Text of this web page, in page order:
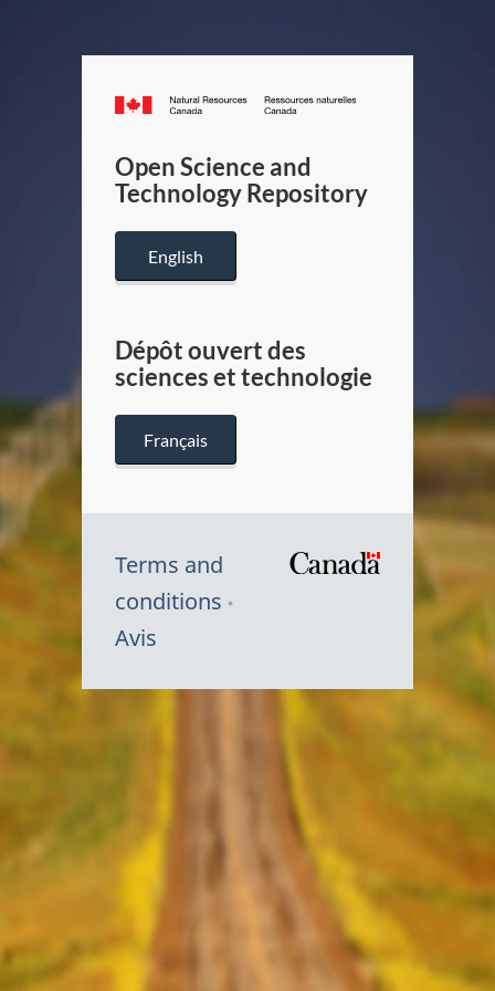
Canada.ca
/
Canada
Open Science and
Technology Repository
English
Dépôt ouvert des
sciences et technologie
Français
Terms and
conditions
Avis
Symbole
Canada